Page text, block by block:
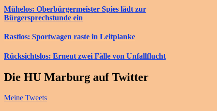
Mühelos: Oberbürgermeister Spies lädt zur
Bürgersprechstunde ein
Rastlos: Sportwagen raste in Leitplanke
Rücksichtslos: Erneut zwei Fälle von Unfallflucht
Die HU Marburg auf Twitter
Meine Tweets